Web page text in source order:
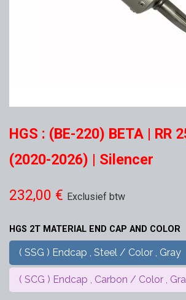
HGS : (BE-220) BETA | RR
(2020-2026) | Silencer
232,00 € Exclusief btw
HGS 2T MATERIAL END CAP AND COLOR
( SSG ) Endcap , Steel / Color , Gray
( SCG ) Endcap , Carbon / Color ,